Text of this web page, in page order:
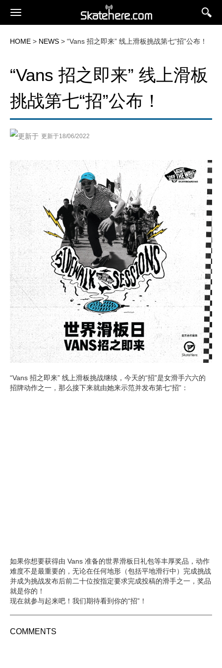
HOME > NEWS > “Vans 招之即来” 线上滑板挑战第七“招”公布！
“Vans 招之即来” 线上滑板
挑战第七“招”公布！
更新于18/06/2022
“Vans 招之即来” 线上滑板挑战继续，今天的“招”是女滑手六六的
招牌动作之一，那么接下来就由她来示范并发布第七“招”：
如果你想要获得由 Vans 准备的世界滑板日礼包等丰厚奖品，动作
难度不是最重要的，无论在任何地形（包括平地滑行中）完成挑战
并成为挑战发布后前二十位按指定要求完成投稿的滑手之一，奖品
就是你的！
现在就参与起来吧！我们期待看到你的“招”！
COMMENTS